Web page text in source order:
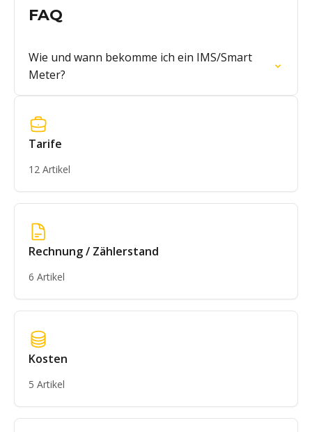
FAQ
Wie und wann bekomme ich ein IMS/Smart
Meter?
Tarife
12 Artikel
Rechnung / Zählerstand
6 Artikel
Kosten
5 Artikel